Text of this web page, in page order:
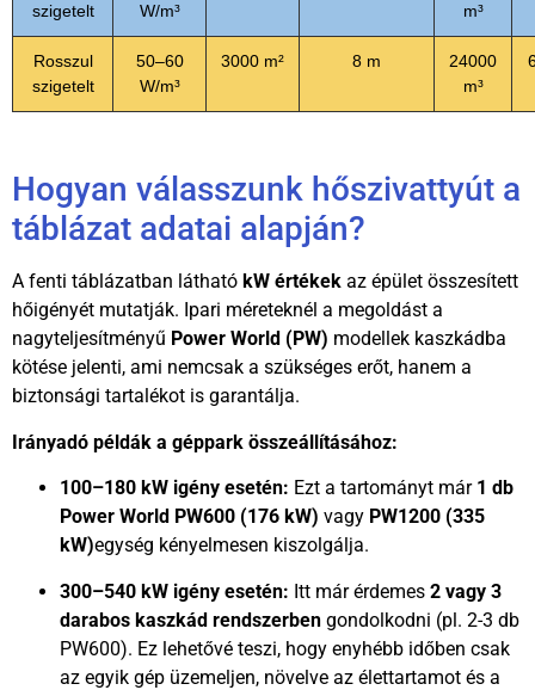
szigetelt
W/m³
m³
Rosszul
szigetelt
50–60
W/m³
3000 m² 8 m
24000
m³
Hogyan válasszunk hőszivattyút a
táblázat adatai alapján?
A fenti táblázatban látható kW értékek az épület összesített
hőigényét mutatják. Ipari méreteknél a megoldást a
nagyteljesítményű Power World (PW) modellek kaszkádba
kötése jelenti, ami nemcsak a szükséges erőt, hanem a
biztonsági tartalékot is garantálja.
Irányadó példák a géppark összeállításához:
100–180 kW igény esetén: Ezt a tartományt már 1 db
Power World PW600 (176 kW) vagy PW1200 (335
kW)egység kényelmesen kiszolgálja.
300–540 kW igény esetén: Itt már érdemes 2 vagy 3
darabos kaszkád rendszerben gondolkodni (pl. 2-3 db
PW600). Ez lehetővé teszi, hogy enyhébb időben csak
az egyik gép üzemeljen, növelve az élettartamot és a